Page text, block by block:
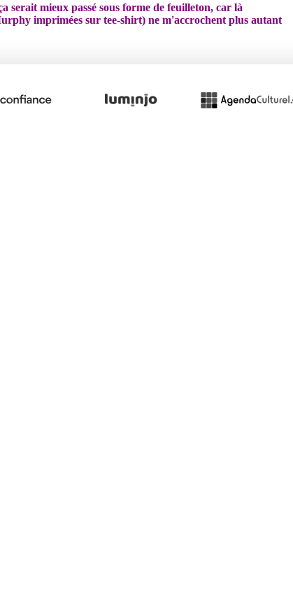
serait mieux passé sous forme de feuilleton, car là
imprimées sur tee-shirt) ne m'accrochent plus autant